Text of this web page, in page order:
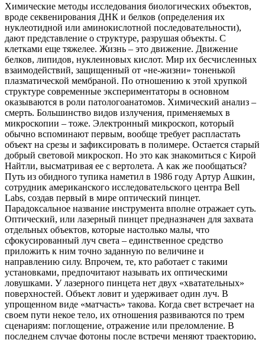
Химические методы исследования биологических объектов,
вроде секвенирования ДНК и белков (определения их
нуклеотидной или аминокислотной последовательности),
дают представление о структуре, разрушая объекты. С
клетками еще тяжелее. Жизнь – это движение. Движение
белков, липидов, нуклеиновых кислот. Мир их бесчисленных
взаимодействий, защищенный от «не-жизни» тоненькой
плазматической мембраной. По отношению к этой хрупкой
структуре современные экспериментаторы в основном
оказываются в роли патологоанатомов. Химический анализ –
смерть. Большинство видов излучения, применяемых в
микроскопии – тоже. Электронный микроскоп, который
обычно вспоминают первым, вообще требует распластать
объект на срезы и зафиксировать в полимере. Остается старый
добрый световой микроскоп. Но это как знакомиться с Кирой
Найтли, высматривая ее с вертолета. А как же пообщаться?
Путь из обидного тупика наметил в 1986 году Артур Ашкин,
сотрудник американского исследовательского центра Bell
Labs, создав первый в мире оптический пинцет.
Парадоксальное название инструмента вполне отражает суть.
Оптический, или лазерный пинцет предназначен для захвата
отдельных объектов, которые настолько малы, что
сфокусированный луч света – единственное средство
приложить к ним точно заданную по величине и
направлению силу. Впрочем, те, кто работает с такими
установками, предпочитают называть их оптическими
ловушками. У лазерного пинцета нет двух «хватательных»
поверхностей. Объект ловит и удерживает один луч. В
упрощенном виде «матчасть» такова. Когда свет встречает на
своем пути некое тело, их отношения развиваются по трем
сценариям: поглощение, отражение или преломление. В
последнем случае фотоны после встречи меняют траекторию,